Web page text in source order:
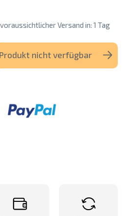
Versand in: 1 Tag
Produkt nicht verfügbar